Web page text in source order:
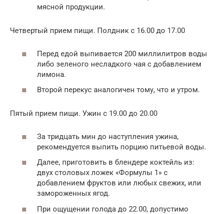
мясной продукции.
Четвертый прием пищи. Полдник с 16.00 до 17.00
Перед едой выпивается 200 миллилитров воды
либо зеленого несладкого чая с добавлением
лимона.
Второй перекус аналогичен тому, что и утром.
Пятый прием пищи. Ужин с 19.00 до 20.00
За тридцать мин до наступления ужина,
рекомендуется выпить порцию питьевой воды.
Далее, приготовить в блендере коктейль из:
двух столовых ложек «Формулы 1» с
добавлением фруктов или любых свежих, или
замороженных ягод.
При ощущении голода до 22.00, допустимо